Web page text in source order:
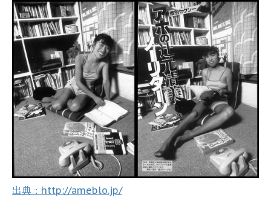
出典：http://ameblo.jp/